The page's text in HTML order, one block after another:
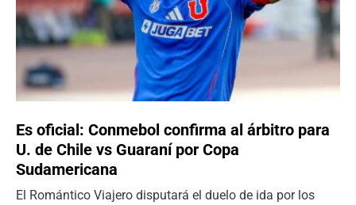
Es oficial: Conmebol confirma al árbitro para
U. de Chile vs Guaraní por Copa
Sudamericana
El Romántico Viajero disputará el duelo de ida por los